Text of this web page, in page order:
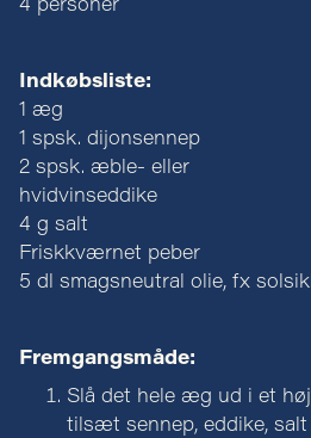
4 personer
Indkøbsliste:
1 æg
1 spsk. dijonsennep
2 spsk. æble- eller
hvidvinseddike
4 g salt
Friskkværnet peber
5 dl smagsneutral olie, fx
Fremgangsmåde:
Slå det hele æg ud i et
tilsæt sennep, eddike,